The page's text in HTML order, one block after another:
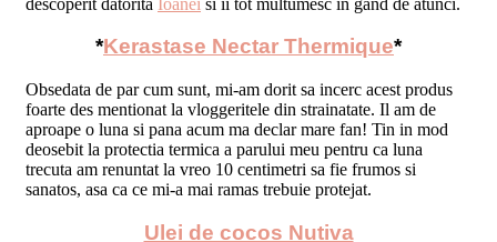
*Kerastase Nectar Thermique*
Obsedata de par cum sunt, mi-am dorit sa incerc acest produs
foarte des mentionat la vloggeritele din strainatate. Il am de
aproape o luna si pana acum ma declar mare fan! Tin in mod
deosebit la protectia termica a parului meu pentru ca luna
trecuta am renuntat la vreo 10 centimetri sa fie frumos si
sanatos, asa ca ce mi-a mai ramas trebuie protejat.
Ulei de cocos Nutiva